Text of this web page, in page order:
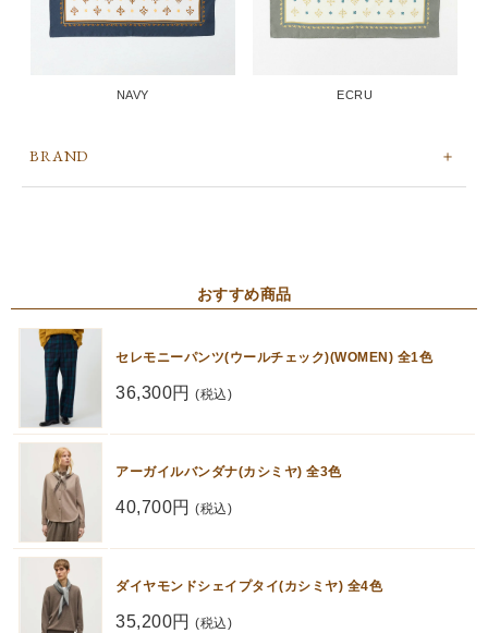
NAVY ECRU
BRAND
おすすめ商品
セレモニーパンツ(ウールチェック)(WOMEN) 全1色
36,300円 (税込)
アーガイルバンダナ(カシミヤ) 全3色
40,700円 (税込)
ダイヤモンドシェイプタイ(カシミヤ) 全4色
35,200円 (税込)